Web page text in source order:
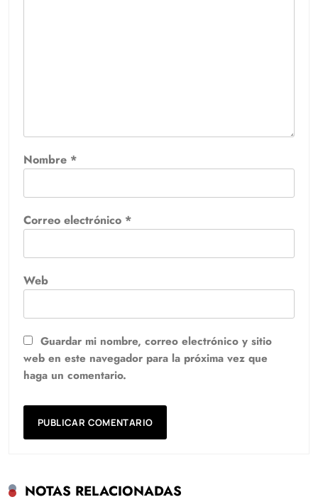
Nombre *
Correo electrónico *
Web
Guardar mi nombre, correo electrónico y sitio
web en este navegador para la próxima vez que
haga un comentario.
NOTAS RELACIONADAS